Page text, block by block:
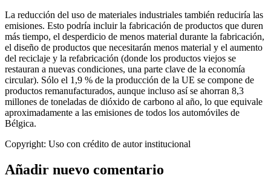
La reducción del uso de materiales industriales también reduciría las
emisiones. Esto podría incluir la fabricación de productos que duren
más tiempo, el desperdicio de menos material durante la fabricación,
el diseño de productos que necesitarán menos material y el aumento
del reciclaje y la refabricación (donde los productos viejos se
restauran a nuevas condiciones, una parte clave de la economía
circular). Sólo el 1,9 % de la producción de la UE se compone de
productos remanufacturados, aunque incluso así se ahorran 8,3
millones de toneladas de dióxido de carbono al año, lo que equivale
aproximadamente a las emisiones de todos los automóviles de
Bélgica.
Copyright: Uso con crédito de autor institucional
Añadir nuevo comentario